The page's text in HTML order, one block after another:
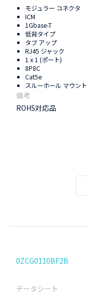
モジュラー コネクタ
ICM
1Gbase-T
低背タイプ
タブ アップ
RJ45 ジャック
1 x 1 (ポート)
8P8C
Cat5e
スルーホール マウント
ROHS対応品
0ZCG0110BF2B